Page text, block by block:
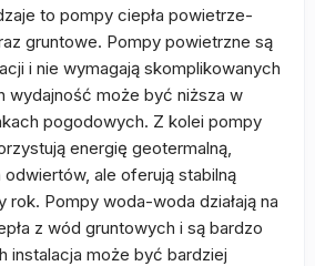
to pompy ciepła powietrze-
gruntowe. Pompy powietrzne są
i nie wymagają skomplikowanych
wydajność może być niższa w
pogodowych. Z kolei pompy
energię geotermalną,
ale oferują stabilną
rok. Pompy woda-woda działają na
z wód gruntowych i są bardzo
instalacja może być bardziej